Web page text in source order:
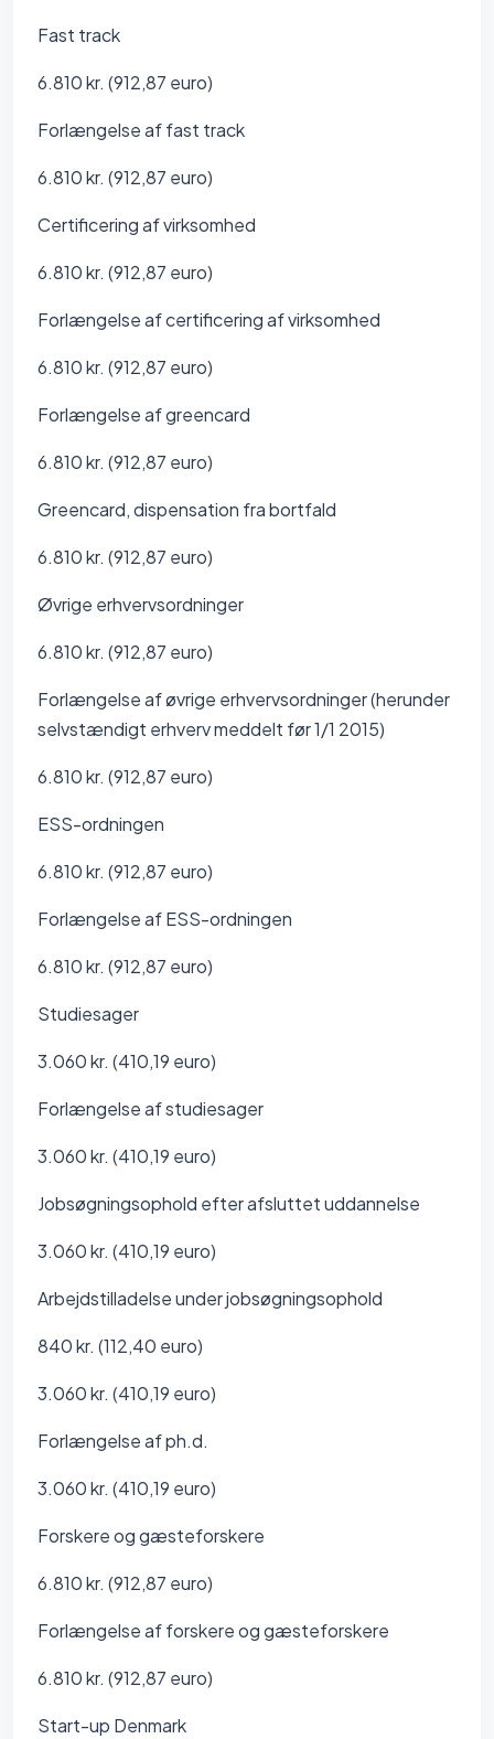
Fast track
6.810 kr. (912,87 euro)
Forlængelse af fast track
6.810 kr. (912,87 euro)
Certificering af virksomhed
6.810 kr. (912,87 euro)
Forlængelse af certificering af virksomhed
6.810 kr. (912,87 euro)
Forlængelse af greencard
6.810 kr. (912,87 euro)
Greencard, dispensation fra bortfald
6.810 kr. (912,87 euro)
Øvrige erhvervsordninger
6.810 kr. (912,87 euro)
Forlængelse af øvrige erhvervsordninger (herunder
selvstændigt erhverv meddelt før 1/1 2015)
6.810 kr. (912,87 euro)
ESS-ordningen
6.810 kr. (912,87 euro)
Forlængelse af ESS-ordningen
6.810 kr. (912,87 euro)
Studiesager
3.060 kr. (410,19 euro)
Forlængelse af studiesager
3.060 kr. (410,19 euro)
Jobsøgningsophold efter afsluttet uddannelse
3.060 kr. (410,19 euro)
Arbejdstilladelse under jobsøgningsophold
840 kr. (112,40 euro)
3.060 kr. (410,19 euro)
Forlængelse af ph.d.
3.060 kr. (410,19 euro)
Forskere og gæsteforskere
6.810 kr. (912,87 euro)
Forlængelse af forskere og gæsteforskere
6.810 kr. (912,87 euro)
Start-up Denmark